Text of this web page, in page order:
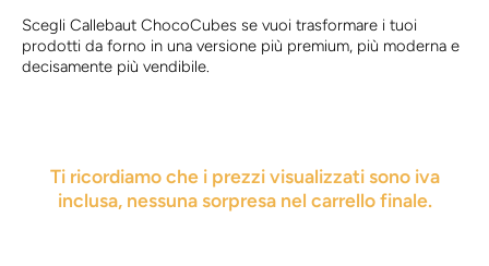
Scegli Callebaut ChocoCubes se vuoi trasformare i tuoi
prodotti da forno in una versione più premium, più moderna e
decisamente più vendibile.
Ti ricordiamo che i prezzi visualizzati sono iva
inclusa, nessuna sorpresa nel carrello finale.